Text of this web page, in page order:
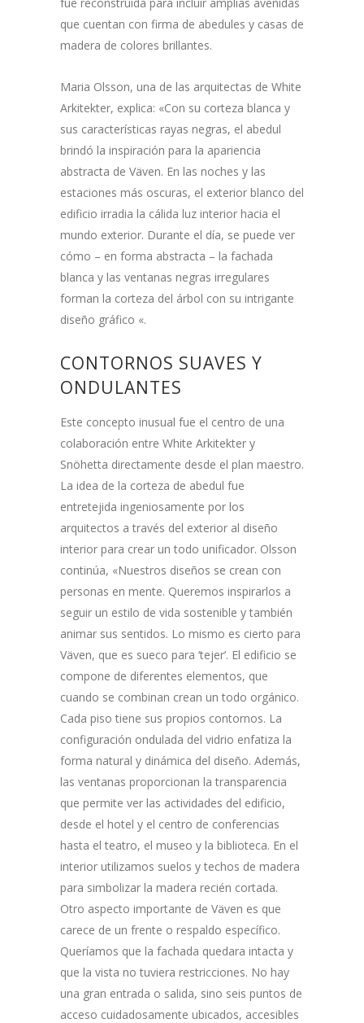
que cuentan con firma de abedules y casas de
madera de colores brillantes.
Maria Olsson, una de las arquitectas de White
Arkitekter, explica: «Con su corteza blanca y
sus características rayas negras, el abedul
brindó la inspiración para la apariencia
abstracta de Väven. En las noches y las
estaciones más oscuras, el exterior blanco del
edificio irradia la cálida luz interior hacia el
mundo exterior. Durante el día, se puede ver
cómo – en forma abstracta – la fachada
blanca y las ventanas negras irregulares
forman la corteza del árbol con su intrigante
diseño gráfico «.
CONTORNOS SUAVES Y
ONDULANTES
Este concepto inusual fue el centro de una
colaboración entre White Arkitekter y
Snöhetta directamente desde el plan maestro.
La idea de la corteza de abedul fue
entretejida ingeniosamente por los
arquitectos a través del exterior al diseño
interior para crear un todo unificador. Olsson
continúa, «Nuestros diseños se crean con
personas en mente. Queremos inspirarlos a
seguir un estilo de vida sostenible y también
animar sus sentidos. Lo mismo es cierto para
Väven, que es sueco para ‘tejer’. El edificio se
compone de diferentes elementos, que
cuando se combinan crean un todo orgánico.
Cada piso tiene sus propios contornos. La
configuración ondulada del vidrio enfatiza la
forma natural y dinámica del diseño. Además,
las ventanas proporcionan la transparencia
que permite ver las actividades del edificio,
desde el hotel y el centro de conferencias
hasta el teatro, el museo y la biblioteca. En el
interior utilizamos suelos y techos de madera
para simbolizar la madera recién cortada.
Otro aspecto importante de Väven es que
carece de un frente o respaldo específico.
Queríamos que la fachada quedara intacta y
que la vista no tuviera restricciones. No hay
una gran entrada o salida, sino seis puntos de
acceso cuidadosamente ubicados, accesibles